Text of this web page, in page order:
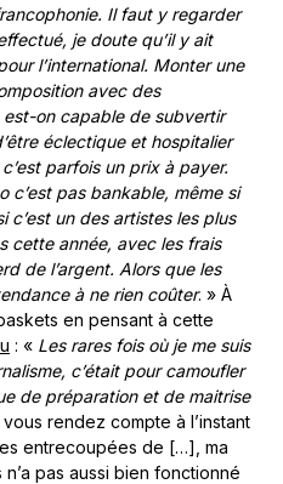
Il faut y regarder
je doute qu’il y ait
l’international. Monter une
avec des
on capable de subvertir
éclectique et hospitalier
parfois un prix à payer.
c’est pas bankable, même si
c’est un des artistes les plus
cette année, avec les frais
de l’argent. Alors que les
à ne rien coûter. » À
en pensant à cette
: « Les rares fois où je me suis
c’était pour camoufler
de préparation et de maitrise
rendez compte à l’instant
entrecoupées de […], ma
pas aussi bien fonctionné